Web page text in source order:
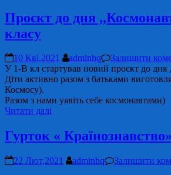
Проєкт до дня
класу
10 Кві,2021 adminhq
Залишити
У 1-В кл стартував новий проєкт до дня
Діти активно разом з батьками
Космосу).
Разом з нами уявіть себе космонавтами)
Читати далі
Гурток « Країнознавство»
22 Лют,2021 adminhq
Залишити